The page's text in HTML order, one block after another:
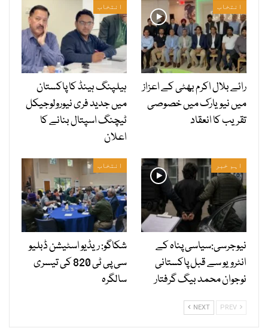
انتخاب
رائے بلال اکرم بھٹی کے اعزاز
میں نیویارک میں خصوصی
تقریب کا انعقاد
انتخاب
ہیلپنگ ہینڈ کا پاکستان
میں جدید فری نیورولوجیکل
ٹیچنگ اسپتال بنانے کا
اعلان
اہم خبر
نیوجرسی:سیاسی پناہ کے
انٹرویو سے قبل پاکستانی
نوجوان محمد بیگ گرفتار
انتخاب
شکاگو: ریڈیو اسٹیشن ڈبلیو
سی پی ٹی 820 کی تیسری
سالگرہ
NEXT